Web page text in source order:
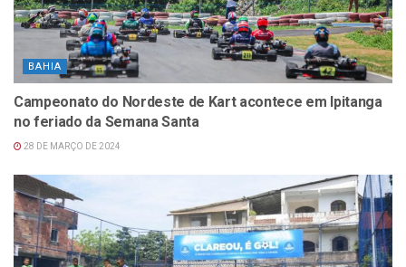
BAHIA
Campeonato do Nordeste de Kart acontece em Ipitanga
no feriado da Semana Santa
28 DE MARÇO DE 2024